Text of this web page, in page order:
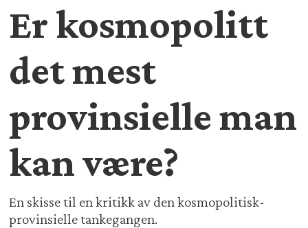
Er kosmopolitt
det mest
provinsielle man
kan være?
En skisse til en kritikk av den kosmopolitisk-
provinsielle tankegangen.